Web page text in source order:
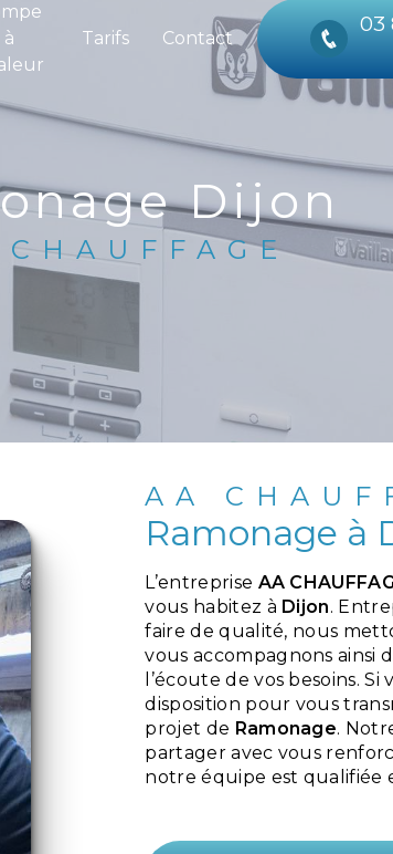
à
Tarifs Contact
03
Dijon
AA
Ramonage à
L’entreprise AA
vous habitez à Dijon.
faire de qualité, nous
vous accompagnons ainsi
l’écoute de vos besoins. Si
disposition pour vous
projet de Ramonage.
partager avec vous
notre équipe est qualifiée